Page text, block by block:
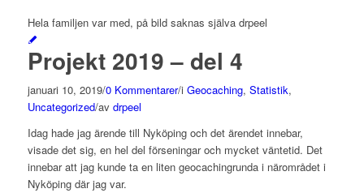
Hela familjen var med, på bild saknas själva drpeel
Projekt 2019 – del 4
januari 10, 2019/0 Kommentarer/i Geocaching, Statistik,
Uncategorized/av drpeel
Idag hade jag ärende till Nyköping och det ärendet innebar,
visade det sig, en hel del förseningar och mycket väntetid. Det
innebar att jag kunde ta en liten geocachingrunda i närområdet i
Nyköping där jag var.